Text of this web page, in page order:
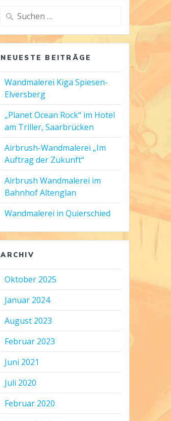
Suchen
NEUESTE BEITRÄGE
Wandmalerei Kiga Spiesen-
Elversberg
„Planet Ocean Rock“ im Hotel
am Triller, Saarbrücken
Airbrush-Wandmalerei „Im
Auftrag der Zukunft“
Airbrush Wandmalerei im
Bahnhof Altenglan
Wandmalerei in Quierschied
ARCHIV
Oktober 2025
Januar 2024
August 2023
Februar 2023
Juni 2021
Juli 2020
Februar 2020